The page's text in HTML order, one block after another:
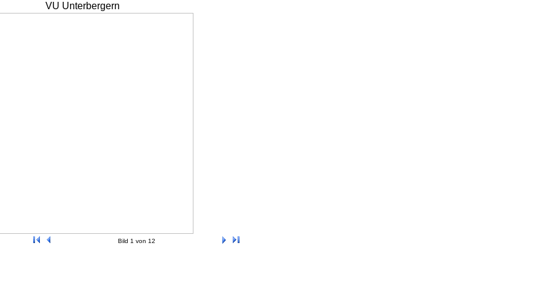
VU Unterbergern
Bild 1 von 12